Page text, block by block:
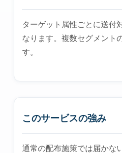
ターゲット属性ごとに送付
なります。複数セグメント
す。
このサービスの強み
通常の配布施策では届かな